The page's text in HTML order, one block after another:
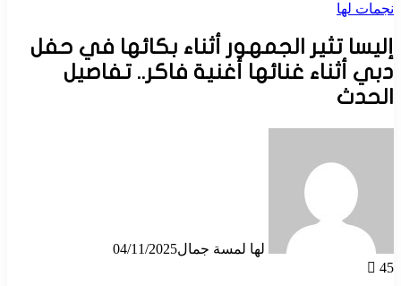
نجمات لها
إليسا تثير الجمهور أثناء بكائها في حفل
دبي أثناء غنائها أغنية فاكر.. تفاصيل
الحدث
لها لمسة جمال04/11/2025
45